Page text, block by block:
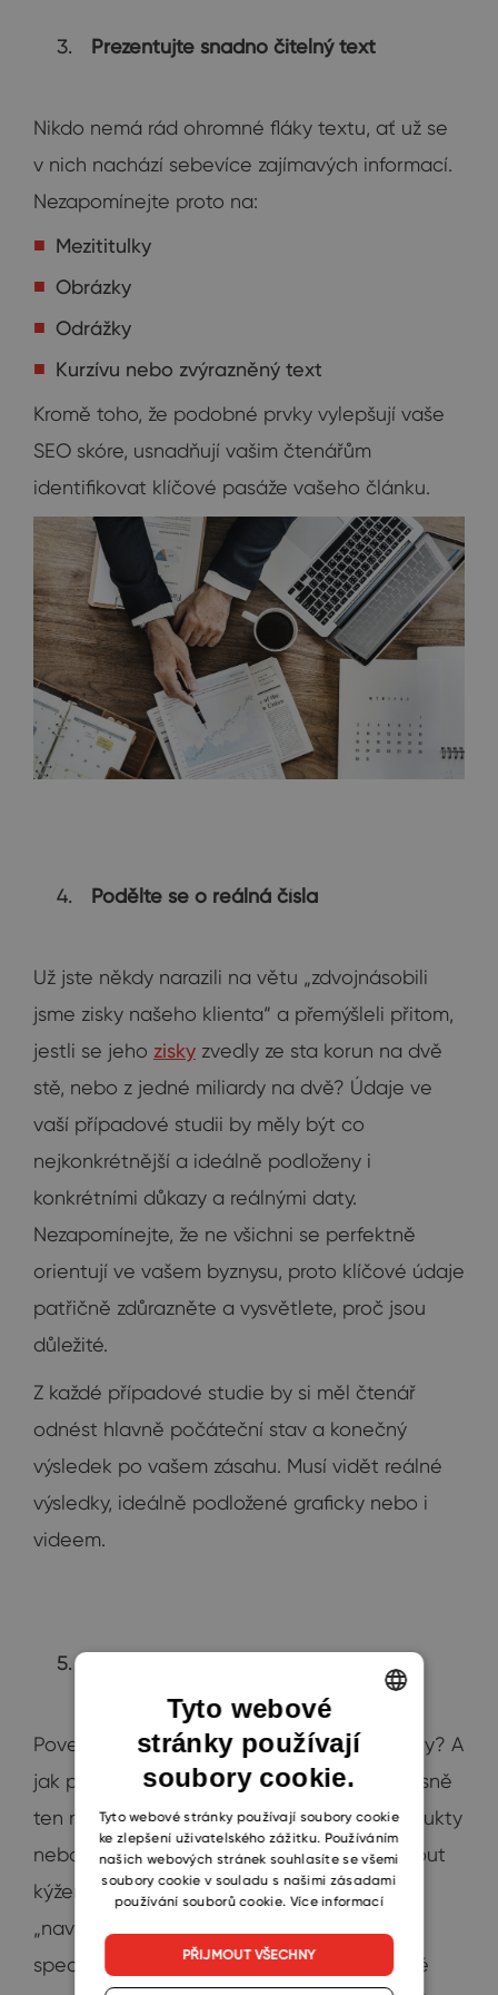
Prezentujte snadno čitelný text
Nikdo nemá rád ohromné fláky textu, ať už se
v nich nachází sebevíce zajímavých informací.
Nezapomínejte proto na:
Mezititulky
Obrázky
Odrážky
Kurzívu nebo zvýrazněný text
Kromě toho, že podobné prvky vylepšují vaše
SEO skóre, usnadňují vašim čtenářům
identifikovat klíčové pasáže vašeho článku.
Podělte se o reálná čísla
Už jste někdy narazili na větu „zdvojnásobili
jsme zisky našeho klienta“ a přemýšleli přitom,
jestli se jeho zisky zvedly ze sta korun na dvě
stě, nebo z jedné miliardy na dvě? Údaje ve
vaší případové studii by měly být co
nejkonkrétnější a ideálně podloženy i
konkrétními důkazy a reálnými daty.
Nezapomínejte, že ne všichni se perfektně
orientují ve vašem byznysu, proto klíčové údaje
patřičně zdůrazněte a vysvětlete, proč jsou
důležité.
Z každé případové studie by si měl čtenář
odnést hlavně počáteční stav a konečný
výsledek po vašem zásahu. Musí vidět reálné
výsledky, ideálně podložené graficky nebo i
videem.
Povedlo se vám zdvojnásobit klientovy zisky? A
jak přesně jste postupovali? To je totiž přesně
ten moment, kdy začnete nabízet své produkty
nebo služby, díky nimž se povedlo dosáhnout
kýženého výsledku. Nedá se jen říci, že
„navýšení bylo dosaženo díky našemu
specifickému know-how“. Musíte konkrétně
ENGLISH
CZECH
SLOVAK
Tyto webové
stránky používají
soubory cookie.
Tyto webové stránky používají soubory cookie
ke zlepšení uživatelského zážitku. Používáním
našich webových stránek souhlasíte se všemi
soubory cookie v souladu s našimi zásadami
používání souborů cookie. Více informací
PŘIJMOUT VŠECHNY